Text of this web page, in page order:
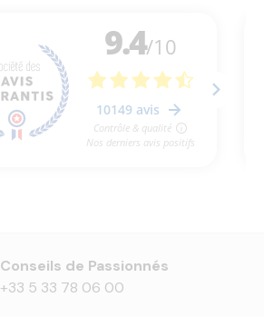
Conseils de Passionnés
+33 5 33 78 06 00